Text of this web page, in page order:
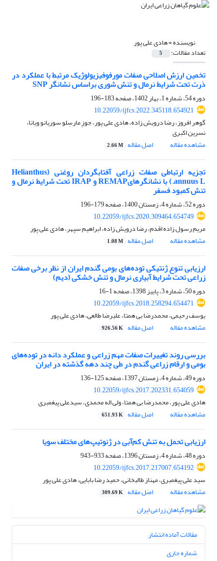
نویسنده =هادی علی پور
تعداد مقالات: 5
تخمین ارزش اصلاحی صفات مورفوفیزیولوژیک مرتبط با عملکرد در
ذرت تحت شرایط نرمال و تنش شوری براساس نشانگر SNP
دوره 54، شماره 1، بهار 1402، صفحه
183-196
10.22059/ijfcs.2022.345118.654921
گوهر افروز، رضا درویش زاده، هادی علی پور، جوزِ مارسِلو سوریانو ویانا،
نسرین اکبری
مشاهده مقاله
اصل مقاله 2.66 M
تجزیه ارتباطی صفات زراعی آفتابگردان روغنی (Helianthus
annuus L.) با نشانگرهایREMAP و IRAP تحت شرایط نرمال و
تنش کمبود فسفر
دوره 52، شماره 4، زمستان 1400، صفحه
179-196
10.22059/ijfcs.2020.309464.654749
مریم رسول زاده اقدم، رضا درویش زاده، ابراهیم سپهر، هادی علی پور
مشاهده مقاله
اصل مقاله 1.08 M
ارزیابی تنوع ژنتیکی توده‌های بومی گندم ایران از نظر برخی صفات
زراعی تحت شرایط آبیاری نرمال و تنش خشکی (دیم)
دوره 50، شماره 3، پاییز 1398، صفحه
1-16
10.22059/ijfcs.2018.258294.654471
یوسف رحیمی، محمدرضا بی همتا، علیرضا طالعی، هادی علی پور
مشاهده مقاله
اصل مقاله 926.56 K
بررسی روند تغییرات صفات مهم زراعی و عملکرد دانه در توده‌های
بومی و ارقام زراعی گندم در طی چند دهه گذشته در ایران
دوره 49، شماره 4، زمستان 1397، صفحه
125-136
10.22059/ijfcs.2017.202331.654059
هادی علی پور، محمدرضا بی همتا، ولی اله محمدی، سیدعلی پیغمبری
مشاهده مقاله
اصل مقاله 651.93 K
ارزیابی تحمل به تنش کم‌آبی در ژنوتیپ‌های مختلف سویا
دوره 48، شماره 4، زمستان 1396، صفحه
933-943
10.22059/ijfcs.2017.217007.654192
سید علی پیغمبری، مهناز طالبخانی، حمید رضا بابایی، هادی علی پور
مشاهده مقاله
اصل مقاله 309.69 K
مقالات آماده انتشار
شماره جاری